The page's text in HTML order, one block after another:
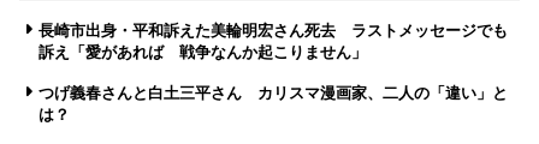
長崎市出身・平和訴えた美輪明宏さん死去 ラストメッセージでも
訴え「愛があれば 戦争なんか起こりません」
つげ義春さんと白土三平さん カリスマ漫画家、二人の「違い」と
は？